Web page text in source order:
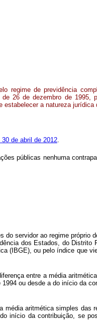
regime de previdência
26 de dezembro de 1995,
estabelecer a natureza
30 de abril de 2012.
públicas nenhuma
servidor ao regime próprio
dos Estados, do Distrito
(IBGE), ou pelo índice que
entre a média
ou desde a do início da
média aritmética simples das
início da contribuição, se